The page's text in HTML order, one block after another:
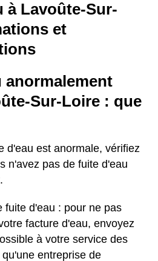
à Lavoûte-Sur-
et
anormalement
Sur-Loire : que
d'eau est anormale, vérifiez
n'avez pas de fuite d'eau
fuite d'eau : pour ne pas
facture d'eau, envoyez
à votre service des
entreprise de